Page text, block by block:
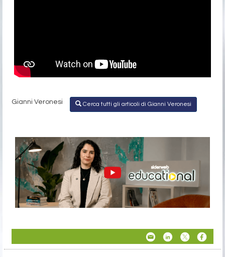
Gianni Veronesi Cerca tutti gli articoli di Gianni Veronesi